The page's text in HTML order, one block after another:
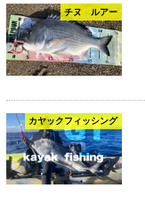
チヌ ルアー
カヤックフィッシング